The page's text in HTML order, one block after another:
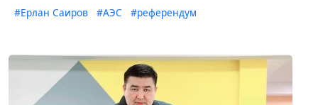
#Ерлан Саиров #АЭС #референдум